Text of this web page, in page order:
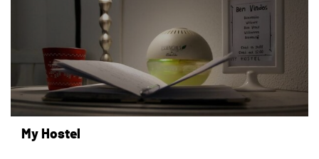
My Hostel